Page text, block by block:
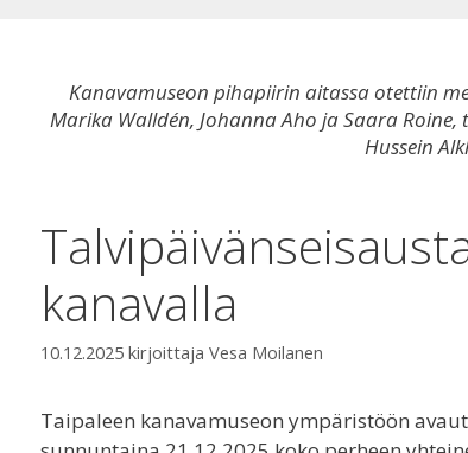
Kanavamuseon pihapiirin aitassa otettiin
Marika Walldén, Johanna Aho ja Saara
Hussein
kanavalla
10.12.2025 kirjoittaja Vesa Moilanen
Taipaleen kanavamuseon ympäristöön